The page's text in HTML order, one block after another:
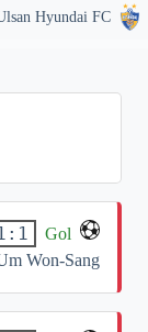
Hyundai FC
Gol
Won-Sang